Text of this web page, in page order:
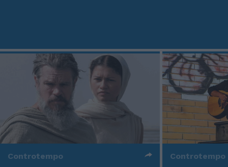
Controtempo Controtempo